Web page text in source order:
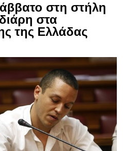
στη στήλη
στα
της Ελλάδας